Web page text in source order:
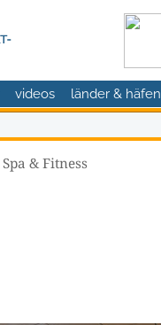
videos länder & häfen
Spa & Fitness